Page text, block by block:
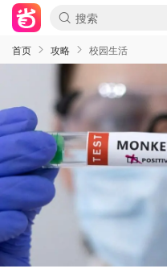
首页 攻略 校园生活